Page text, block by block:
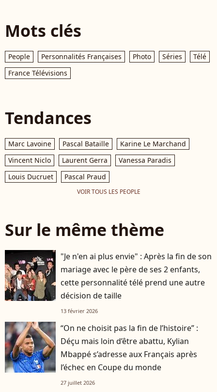
Mots clés
People Personnalités Françaises Photo Séries
Télé
France Télévisions
Tendances
Marc Lavoine Pascal Bataille
Karine Le Marchand
Vincent Niclo
Laurent Gerra
Vanessa Paradis
Louis Ducruet
Pascal Praud
VOIR TOUS LES PEOPLE
Sur le même thème
"Je n'en ai plus envie" : Après la fin de son
mariage avec le père de ses 2 enfants,
cette personnalité télé prend une autre
décision de taille
13 février 2026
“On ne choisit pas la fin de l’histoire” :
Déçu mais loin d’être abattu, Kylian
Mbappé s’adresse aux Français après
l’échec en Coupe du monde
27 juillet 2026